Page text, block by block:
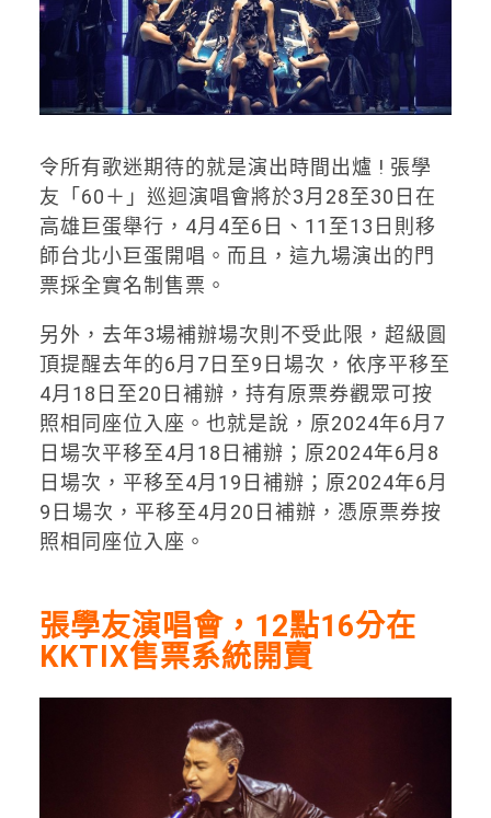
令所有歌迷期待的就是演出時間出爐 ! 張學
友「60＋」巡迴演唱會將於3月28至30日在
高雄巨蛋舉行，4月4至6日、11至13日則移
師台北小巨蛋開唱。而且，這九場演出的門
票採全實名制售票。
另外，去年3場補辦場次則不受此限，超級圓
頂提醒去年的6月7日至9日場次，依序平移至
4月18日至20日補辦，持有原票券觀眾可按
照相同座位入座。也就是說，原2024年6月7
日場次平移至4月18日補辦；原2024年6月8
日場次，平移至4月19日補辦；原2024年6月
9日場次，平移至4月20日補辦，憑原票券按
照相同座位入座。
張學友演唱會，12點16分在
KKTIX售票系統開賣